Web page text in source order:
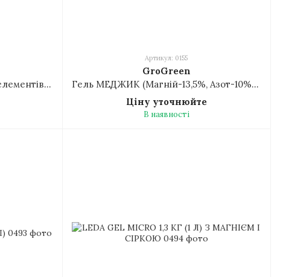
Гель МІКРО (комплекс мікроелементів+гліцин) 0,2кг
Артикул: 0155
GroGreen
Гель МЕДЖИК (Магній-13,5%, Азот-10%+ТЕ) 0,2кг
Ціну уточнюйте
В наявності